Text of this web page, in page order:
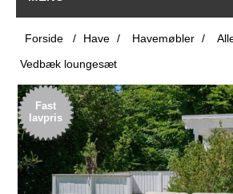
Forside / Have / Havemøbler /
Vedbæk loungesæt
Fast
lavpris